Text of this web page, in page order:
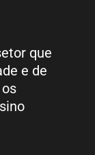
que
e de